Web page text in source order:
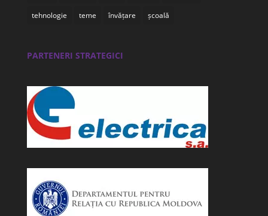
tehnologie teme învățare școală
PARTENERI STRATEGICI